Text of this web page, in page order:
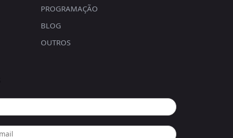
PROGRAMAÇÃO
BLOG
OUTROS